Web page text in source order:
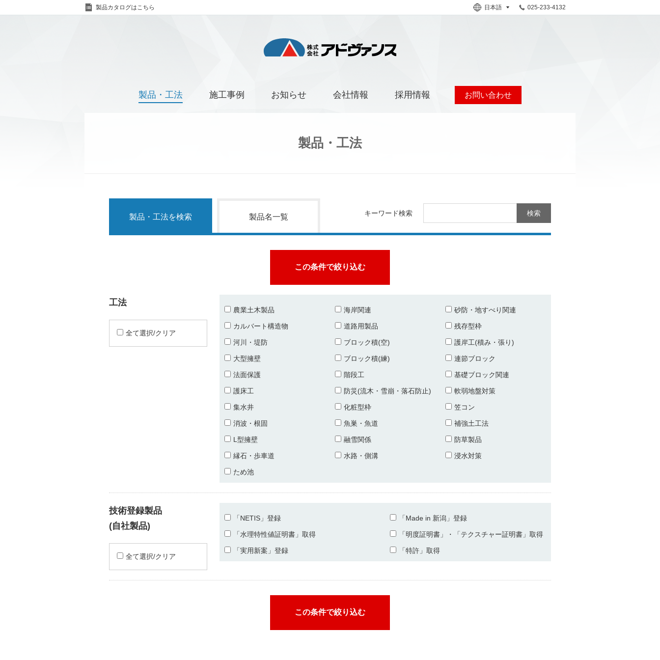
製品カタログはこちら 日本語 025-233-4132
製品・工法 施工事例 お知らせ 会社情報 採用情報 お問い合わせ
製品・工法
製品・工法を検索 製品名一覧 キーワード検索
工法
全て選択/クリア
農業土木製品 海岸関連 砂防・地すべり関連
カルバート構造物 道路用製品 残存型枠
河川・堤防 ブロック積(空) 護岸工(積み・張り)
大型擁壁 ブロック積(練) 連節ブロック
法面保護 階段工 基礎ブロック関連
護床工 防災(流木・雪崩・落石防止) 軟弱地盤対策
集水井 化粧型枠 笠コン
消波・根固 魚巣・魚道 補強土工法
L型擁壁 融雪関係 防草製品
縁石・歩車道 水路・側溝 浸水対策
ため池
技術登録製品
(自社製品)
全て選択/クリア
「NETIS」登録 「Made in 新潟」登録
「水理特性値証明書」取得 「明度証明書」・「テクスチャー証明書」取得
「実用新案」登録 「特許」取得